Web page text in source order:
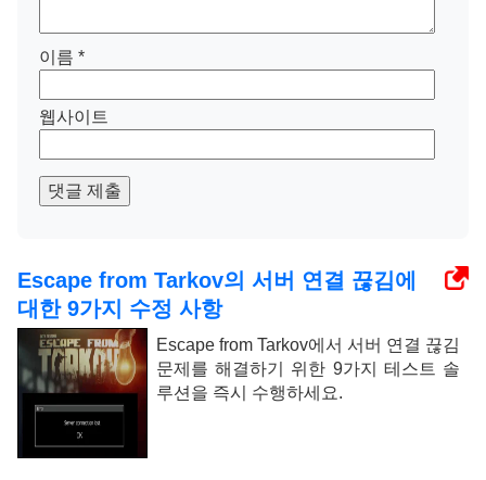
이름 *
웹사이트
댓글 제출
Escape from Tarkov의 서버 연결 끊김에
대한 9가지 수정 사항
Escape from Tarkov에서 서버 연결 끊김
문제를 해결하기 위한 9가지 테스트 솔
루션을 즉시 수행하세요.